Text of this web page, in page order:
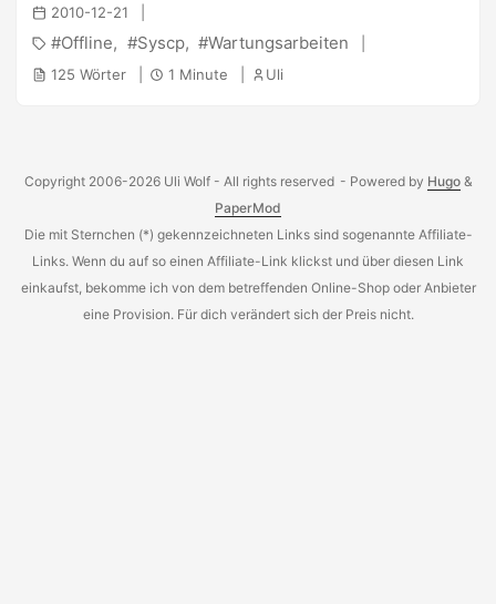
Hintergrund ist die kürzliche Migration des bestehenden
Systems in ein XEN-System . Anscheinend bockt der
Kernel des Hostsystems nach dem Update auf eine neuere
2010-12-21
Offline Syscp Wartungsarbeiten
125 Wörter 1 Minute Uli
Copyright 2006-2026 Uli Wolf - All rights reserved - Powered by Hugo &
PaperMod
Die mit Sternchen (*) gekennzeichneten Links sind sogenannte Affiliate-
Links. Wenn du auf so einen Affiliate-Link klickst und über diesen Link
einkaufst, bekomme ich von dem betreffenden Online-Shop oder Anbieter
eine Provision. Für dich verändert sich der Preis nicht.